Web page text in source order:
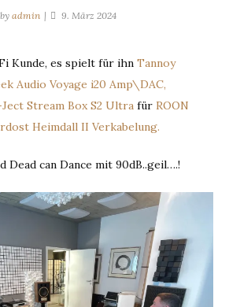
by admin 9. März 2024
Kunde, es spielt für ihn Tannoy
Audio Voyage i20 Amp\DAC,
Stream Box S2 Ultra für ROON
Heimdall II Verkabelung.
Dead can Dance mit 90dB..geil….!